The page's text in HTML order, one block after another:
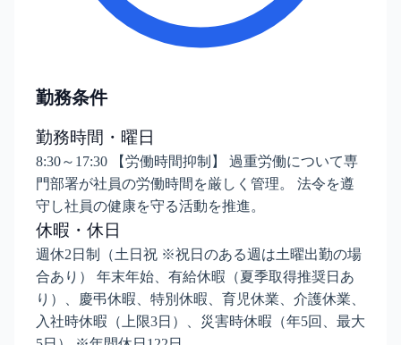
勤務条件
勤務時間・曜日
8:30～17:30 【労働時間抑制】 過重労働について専
門部署が社員の労働時間を厳しく管理。 法令を遵
守し社員の健康を守る活動を推進。
休暇・休日
週休2日制（土日祝 ※祝日のある週は土曜出勤の場
合あり） 年末年始、有給休暇（夏季取得推奨日あ
り）、慶弔休暇、特別休暇、育児休業、介護休業、
入社時休暇（上限3日）、災害時休暇（年5回、最大